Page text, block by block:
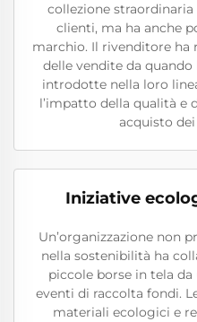
collezione
clienti, ma ha anche
marchio. Il rivenditore ha
delle vendite da
introdotte nella loro
l’impatto della qualità e
acquisto
Iniziative
Un’organizzazione non
nella sostenibilità ha
piccole borse in tela
eventi di raccolta fondi.
materiali ecologici e